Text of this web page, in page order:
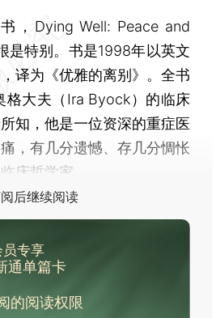
Dying Well: Peace and
是特别。书是1998年以英文
译为《优雅的离别》。全书
大夫（Ira Byock）的临床
知，他是一位资深的重症医
，有几分遗憾、存几分惆怅
床哲学家。
后继续阅读
专享
通单篇卡
的阅读权限